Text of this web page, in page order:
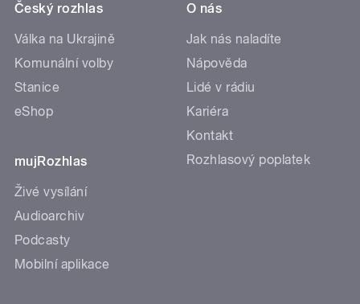
Český rozhlas
Válka na Ukrajině
Komunální volby
Stanice
eShop
mujRozhlas
Živé vysílání
Audioarchiv
Podcasty
Mobilní aplikace
O nás
Jak nás naladíte
Nápověda
Lidé v rádiu
Kariéra
Kontakt
Rozhlasový poplatek